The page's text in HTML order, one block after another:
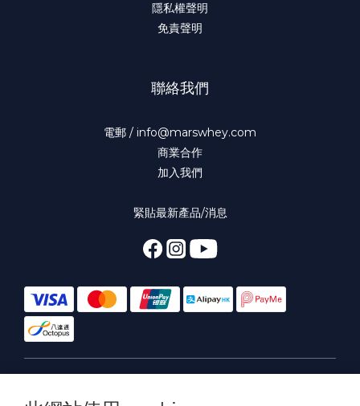
隱私權聲明
免責聲明
聯絡我們
電郵 / info@marswhey.com
商業合作
加入我們
緊貼最新產品/消息